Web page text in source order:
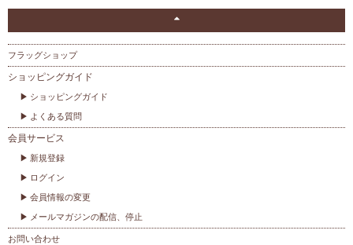
フラッグショップ
ショッピングガイド
ショッピングガイド
よくある質問
会員サービス
新規登録
ログイン
会員情報の変更
メールマガジンの配信、停止
お問い合わせ